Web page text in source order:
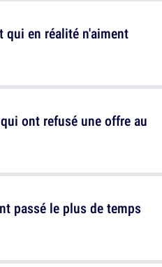
ont refusé une offre au
qui en réalité n'aiment
passé le plus de temps